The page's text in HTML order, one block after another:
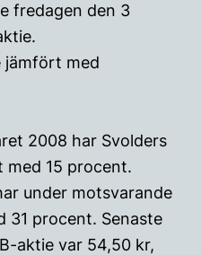
fredagen den 3
jämfört med
2008 har Svolders
med 15 procent.
under motsvarande
31 procent. Senaste
aktie var 54,50 kr,